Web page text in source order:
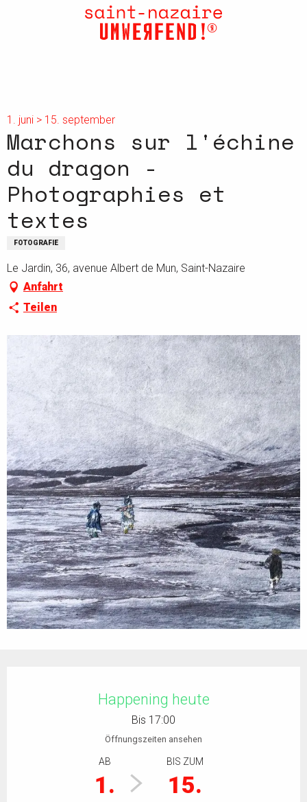
1. juni > 15. september
Marchons sur l'échine
du dragon -
Photographies et
textes
FOTOGRAFIE
Le Jardin, 36, avenue Albert de Mun, Saint-Nazaire
Anfahrt
Teilen
Happening heute
Bis 17:00
Öffnungszeiten ansehen
AB
1.
BIS ZUM
15.